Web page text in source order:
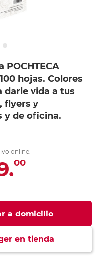
POCHTECA
hojas. Colores
darle vida a tus
flyers y
y de oficina.
online:
00
a domicilio
en tienda